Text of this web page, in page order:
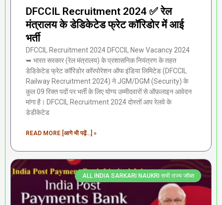
DFCCIL Recruitment 2024 ✅ रेल
मंत्रालय के डेडिकेटेड फ्रेट कॉरिडोर में आई
भर्ती
DFCCIL Recruitment 2024 DFCCIL New Vacancy 2024
➥ भारत सरकार (रेल मंत्रालय) के प्रशासनिक नियंत्रण के तहत
डेडिकेटेड फ्रेट कॉरिडोर कॉरपोरेशन ऑफ इंडिया लिमिटेड (DFCCIL
Railway Recruitment 2024) ने JGM/DGM (Security) के
कुल 09 रिक्त पदों पर भर्ती के लिए योग्य उम्मीदवारों से ऑफ़लाइन आवेदन
मांगा है। DFCCIL Recruitment 2024 दोस्तों आप रेलवे के
डेडीकेटेड
READ MORE [आगे भी पढ़ें...] »
ALL INDIA SARKARI NAUKRI सभी राज्य जॉब्स